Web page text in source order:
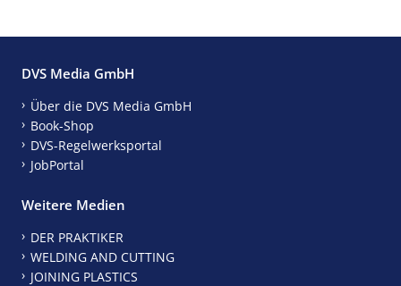
DVS Media GmbH
Über die DVS Media GmbH
Book-Shop
DVS-Regelwerksportal
JobPortal
Weitere Medien
DER PRAKTIKER
WELDING AND CUTTING
JOINING PLASTICS